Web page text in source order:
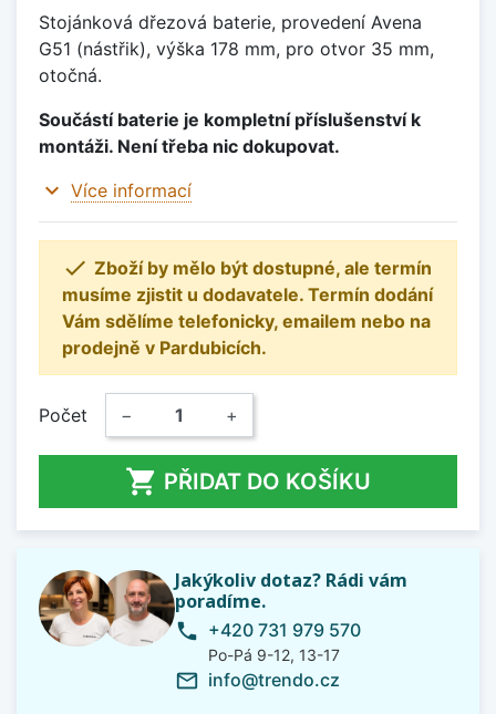
Stojánková dřezová baterie, provedení Avena
G51 (nástřik), výška 178 mm, pro otvor 35 mm,
otočná.
Součástí baterie je kompletní příslušenství k
montáži. Není třeba nic dokupovat.
expand_more Více informací
 Zboží by mělo být dostupné, ale termín
musíme zjistit u dodavatele. Termín dodání
Vám sdělíme telefonicky, emailem nebo na
prodejně v Pardubicích.
Počet − +
 PŘIDAT DO KOŠÍKU
Jakýkoliv dotaz? Rádi vám
poradíme.
phone +420 731 979 570
Po-Pá 9-12, 13-17
mail_outline info@trendo.cz